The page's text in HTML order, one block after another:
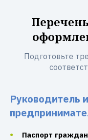
Подготовьте
Руководитель
Паспорт